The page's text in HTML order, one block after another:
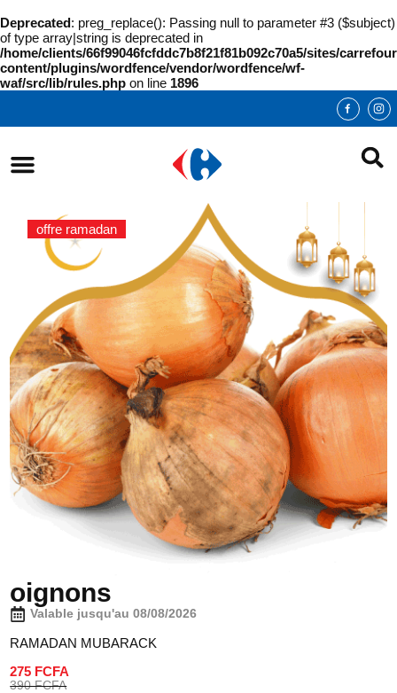
Deprecated: preg_replace(): Passing null to parameter #3 ($subject)
of type array|string is deprecated in
/home/clients/66f99046fcfddc7b8f21f81b092c70a5/sites/
content/plugins/wordfence/vendor/wordfence/wf-
waf/src/lib/rules.php on line 1896
offre ramadan
oignons
Valable jusqu'au 08/08/2026
RAMADAN MUBARACK
275 FCFA
390 FCFA